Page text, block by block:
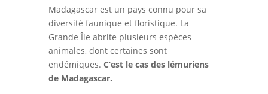
Madagascar est un pays connu pour sa
diversité faunique et floristique. La
Grande Île abrite plusieurs espèces
animales, dont certaines sont
endémiques. C’est le cas des lémuriens
de Madagascar.